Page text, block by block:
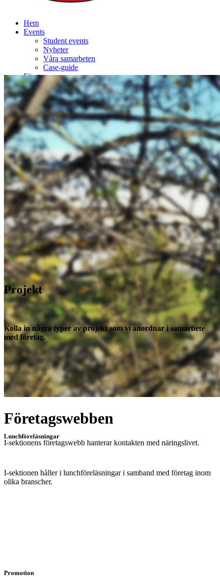
Hem
Events
Student events
Nyheter
Våra samarbeten
Case-guide
Företag
Sökande
Om Sektionen
Team
Kontakta Oss
Företagswebben
I-sektionens företagswebb hanterar kontakten med näringslivet.
Projekt
Kolla in några typer av projekt som vi anordnar i samarbete
med företag.
Lunchföreläsningar
I-sektionen håller i lunchföreläsningar i samband med företag inom
olika branscher.
Promotion